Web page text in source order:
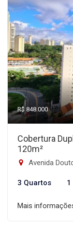
R$ 848.000
Cobertura
120m²
Avenida Doutor
3 Quartos 1
Mais